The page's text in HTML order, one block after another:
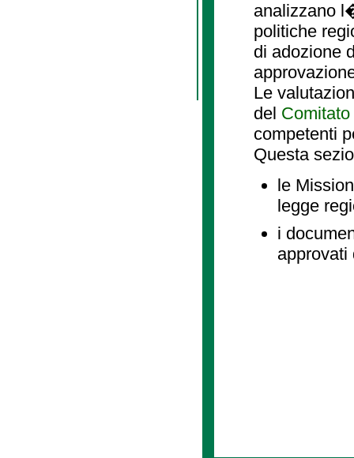
analizzano
politiche
di adozione
Le
del
competenti
Questa
le
legge
i
approvati